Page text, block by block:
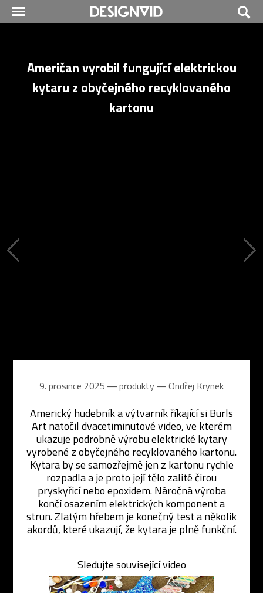
Američan vyrobil fungující elektrickou
kytaru z obyčejného recyklovaného
kartonu
9. prosince 2025 ― produkty ―Ondřej Krynek
Americký hudebník a výtvarník říkající si Burls
Art natočil dvacetiminutové video, ve kterém
ukazuje podrobně výrobu elektrické kytary
vyrobené z obyčejného recyklovaného kartonu.
Kytara by se samozřejmě jen z kartonu rychle
rozpadla a je proto její tělo zalité čirou
pryskyřicí nebo epoxidem. Náročná výroba
končí osazením elektrických komponent a
strun. Zlatým hřebem je konečný test a několik
akordů, které ukazují, že kytara je plně funkční.
Sledujte související video